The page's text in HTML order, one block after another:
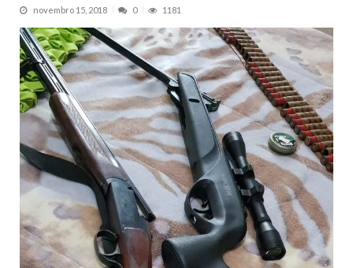
novembro 15, 2018 0 1181